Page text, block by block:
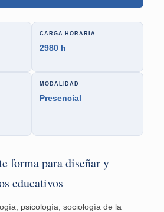
CARGA HORARIA
2980 h
MODALIDAD
Presencial
forma para diseñar y
educativos
psicología, sociología de la